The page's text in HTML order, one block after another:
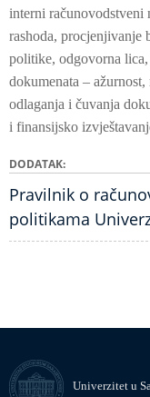
interni računovodstveni
rashoda, procjenjivanje
politike, odgovorna
dokumenata –
odlaganja i čuvanja
i finansijsko
DODATAK
Pravilnik o
politikama
Univerzitet u